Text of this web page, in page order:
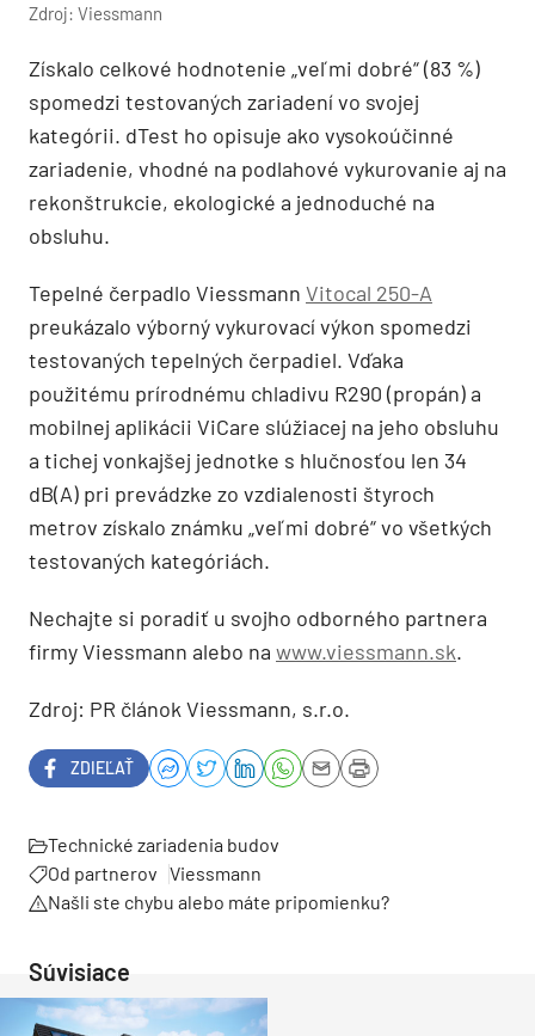
Zdroj: Viessmann
Získalo celkové hodnotenie „veľmi dobré“ (83 %)
spomedzi testovaných zariadení vo svojej
kategórii. dTest ho opisuje ako vysokoúčinné
zariadenie, vhodné na podlahové vykurovanie aj na
rekonštrukcie, ekologické a jednoduché na
obsluhu.
Tepelné čerpadlo Viessmann Vitocal 250-A
preukázalo výborný vykurovací výkon spomedzi
testovaných tepelných čerpadiel. Vďaka
použitému prírodnému chladivu R290 (propán) a
mobilnej aplikácii ViCare slúžiacej na jeho obsluhu
a tichej vonkajšej jednotke s hlučnosťou len 34
dB(A) pri prevádzke zo vzdialenosti štyroch
metrov získalo známku „veľmi dobré“ vo všetkých
testovaných kategóriách.
Nechajte si poradiť u svojho odborného partnera
firmy Viessmann alebo na www.viessmann.sk.
Zdroj: PR článok Viessmann, s.r.o.
ZDIEĽAŤ
Technické zariadenia budov
Od partnerov Viessmann
Našli ste chybu alebo máte pripomienku?
Súvisiace